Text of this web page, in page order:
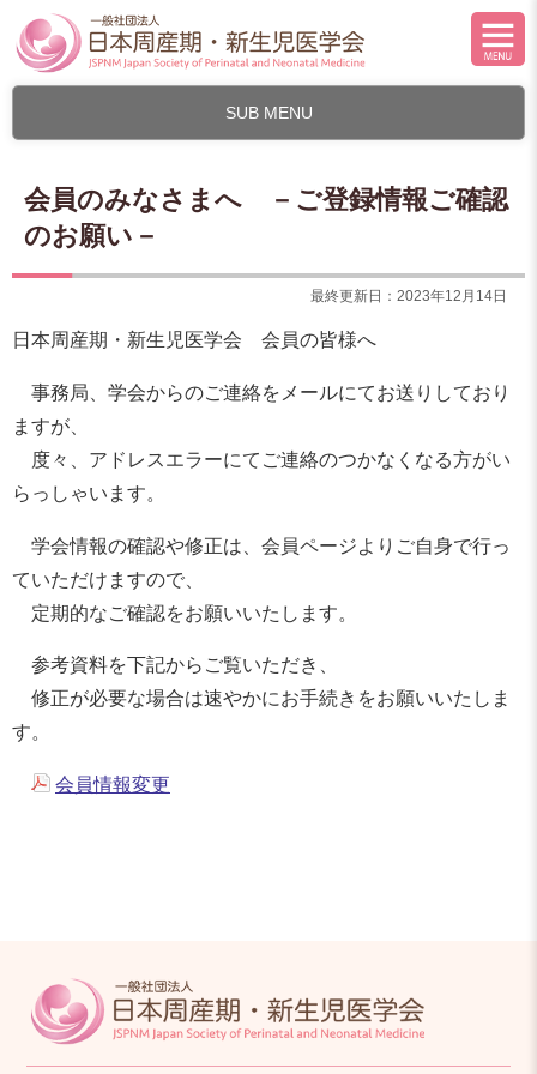
SUB MENU
会員のみなさまへ －ご登録情報ご確認
のお願い－
最終更新日：2023年12月14日
日本周産期・新生児医学会 会員の皆様へ
事務局、学会からのご連絡をメールにてお送りしており
ますが、
度々、アドレスエラーにてご連絡のつかなくなる方がい
らっしゃいます。
学会情報の確認や修正は、会員ページよりご自身で行っ
ていただけますので、
定期的なご確認をお願いいたします。
参考資料を下記からご覧いただき、
修正が必要な場合は速やかにお手続きをお願いいたしま
す。
会員情報変更